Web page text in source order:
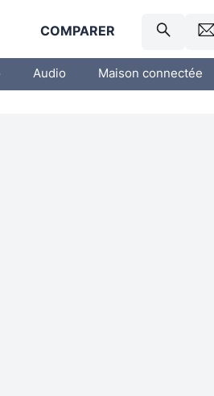
COMPARER
Audio Maison connectée